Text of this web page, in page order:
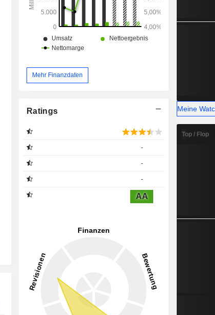
Mehr Finanzdaten
Ratings
-
-
-
AA
Meine
Top / Flop